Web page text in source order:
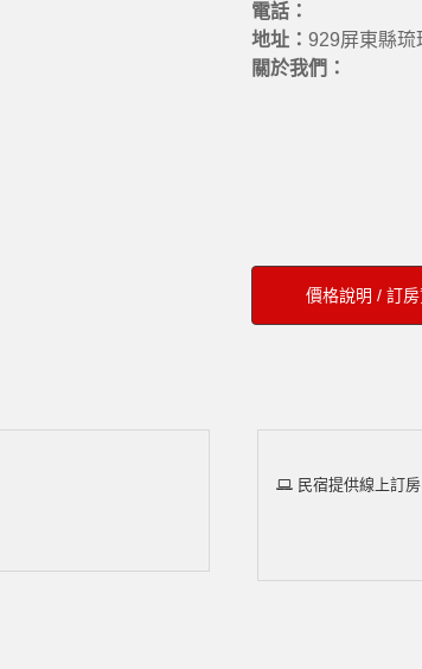
電話：
地址： 929屏東縣琉
關於我們：
價格說明 / 訂
民宿提供線上訂房